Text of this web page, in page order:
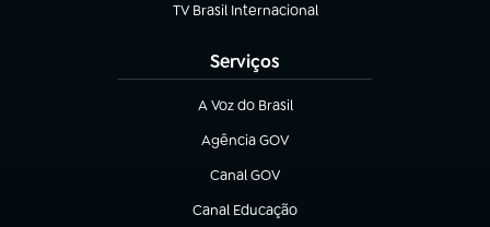
TV Brasil Internacional
(abre em nova aba)
Serviços
A Voz do Brasil
(abre em nova aba)
Agência GOV
(abre em nova aba)
Canal GOV
(abre em nova aba)
Canal Educação
(abre em nova aba)